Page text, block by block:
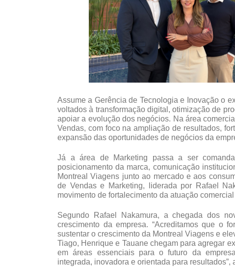
Assume a Gerência de Tecnologia e Inovação o
voltados à transformação digital, otimização de
apoiar a evolução dos negócios. Na área
Vendas, com foco na ampliação de resultados,
expansão das oportunidades de negócios da
Já a área de Marketing passa a ser
posicionamento da marca, comunicação
Montreal Viagens junto ao mercado e aos
de Vendas e Marketing, liderada por Rafael
movimento de fortalecimento da atuação
Segundo Rafael Nakamura, a chegada dos
crescimento da empresa. “Acreditamos que o
sustentar o crescimento da Montreal Viagens e
Tiago, Henrique e Tauane chegam para agregar
em áreas essenciais para o futuro da
integrada, inovadora e orientada para resultados”,